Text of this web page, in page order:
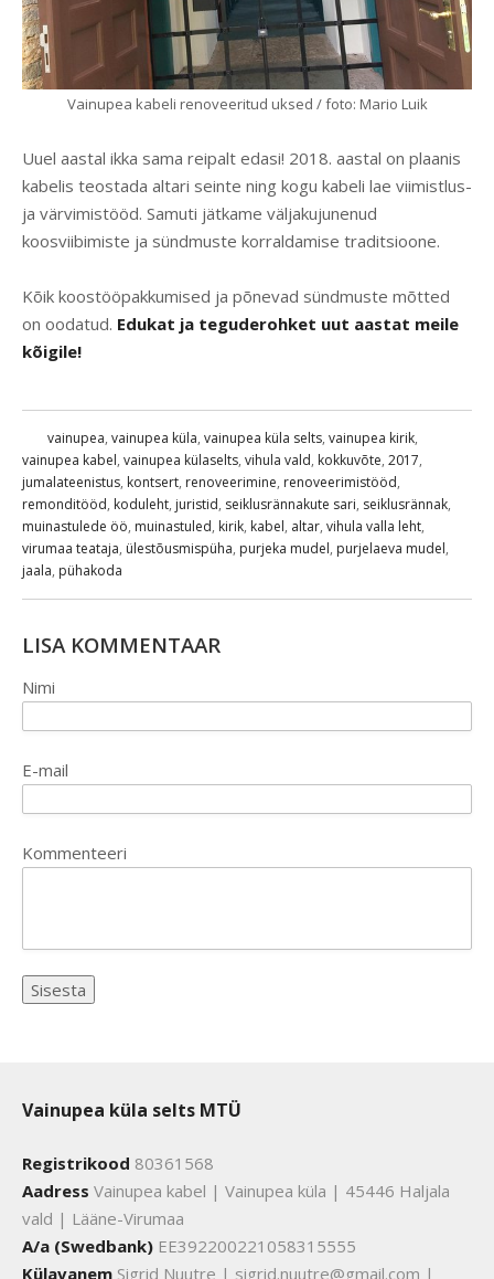
Vainupea kabeli renoveeritud uksed / foto: Mario Luik
Uuel aastal ikka sama reipalt edasi! 2018. aastal on plaanis
kabelis teostada altari seinte ning kogu kabeli lae viimistlus-
ja värvimistööd. Samuti jätkame väljakujunenud
koosviibimiste ja sündmuste korraldamise traditsioone.
Kõik koostööpakkumised ja põnevad sündmuste mõtted
on oodatud. Edukat ja teguderohket uut aastat meile
kõigile!
vainupea, vainupea küla, vainupea küla selts, vainupea kirik,
vainupea kabel, vainupea külaselts, vihula vald, kokkuvõte, 2017,
jumalateenistus, kontsert, renoveerimine, renoveerimistööd,
remonditööd, koduleht, juristid, seiklusrännakute sari, seiklusrännak,
muinastulede öö, muinastuled, kirik, kabel, altar, vihula valla leht,
virumaa teataja, ülestõusmispüha, purjeka mudel, purjelaeva mudel,
jaala, pühakoda
LISA KOMMENTAAR
Nimi
E-mail
Kommenteeri
Vainupea küla selts MTÜ
Registrikood 80361568
Aadress Vainupea kabel | Vainupea küla | 45446 Haljala
vald | Lääne-Virumaa
A/a (Swedbank) EE392200221058315555
Külavanem Sigrid Nuutre | sigrid.nuutre@gmail.com |